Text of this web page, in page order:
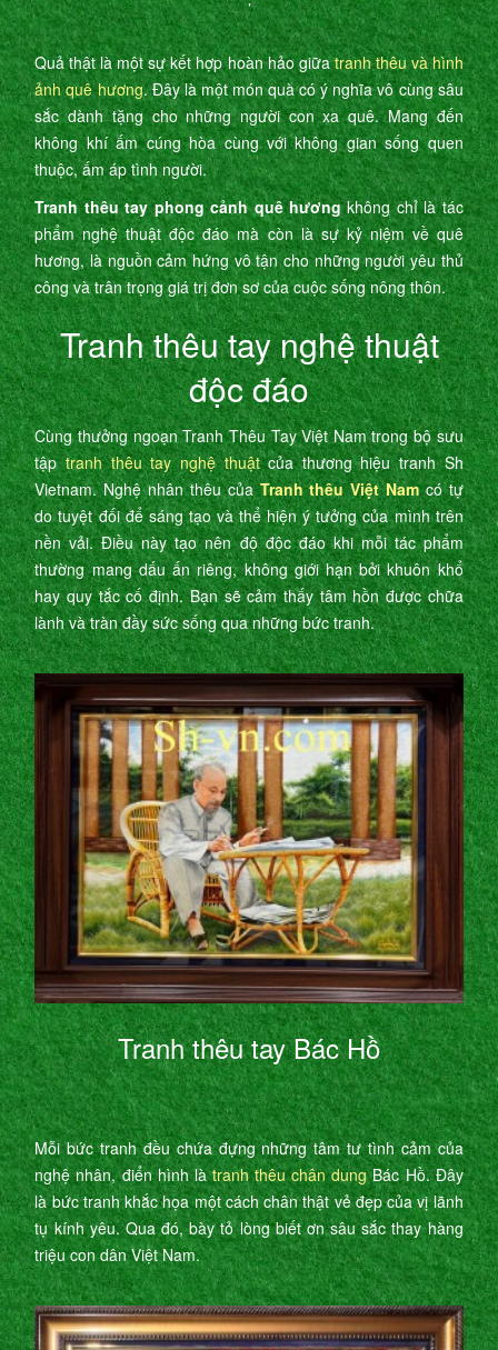
’
Quả thật là một sự kết hợp hoàn hảo giữatranh thêu và hình
ảnh quê hương. Đây là một món quà có ý nghĩa vô cùng sâu
sắc dành tặng cho những người con xa quê. Mang đến
không khí ấm cúng hòa cùng với không gian sống quen
thuộc, ấm áp tình người.
Tranh thêu tay phong cảnh quê hươngkhông chỉ là tác
phẩm nghệ thuật độc đáo mà còn là sự kỷ niệm về quê
hương, là nguồn cảm hứng vô tận cho những người yêu thủ
công và trân trọng giá trị đơn sơ của cuộc sống nông thôn.
Tranh thêu tay nghệ thuật
độc đáo
Cùng thưởng ngoạn Tranh Thêu Tay Việt Nam trong bộ sưu
tậptranh thêu tay nghệ thuậtcủa thương hiệu tranh Sh
Vietnam. Nghệ nhân thêu củaTranh thêu Việt Namcó tự
do tuyệt đối để sáng tạo và thể hiện ý tưởng của mình trên
nền vải. Điều này tạo nên độ độc đáo khi mỗi tác phẩm
thường mang dấu ấn riêng, không giới hạn bởi khuôn khổ
hay quy tắc cố định. Bạn sẽ cảm thấy tâm hồn được chữa
lành và tràn đầy sức sống qua những bức tranh.
Tranh thêu tay Bác Hồ
Mỗi bức tranh đều chứa đựng những tâm tư tình cảm của
nghệ nhân, điển hình làtranh thêu chân dungBác Hồ. Đây
là bức tranh khắc họa một cách chân thật vẻ đẹp của vị lãnh
tụ kính yêu. Qua đó, bày tỏ lòng biết ơn sâu sắc thay hàng
triệu con dân Việt Nam.